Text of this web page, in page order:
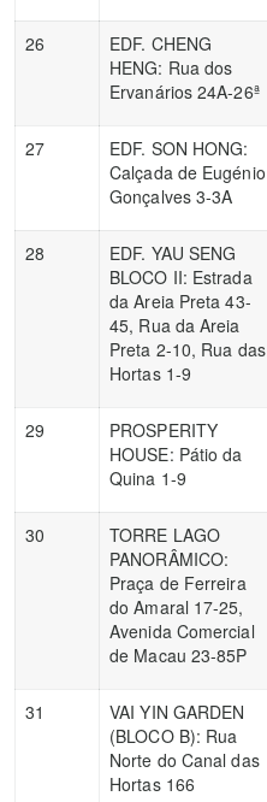
26
EDF. CHENG
HENG: Rua dos
Ervanários 24A-26ª
27
EDF. SON HONG:
Calçada de Eugénio
Gonçalves 3-3A
28
EDF. YAU SENG
BLOCO II: Estrada
da Areia Preta 43-
45, Rua da Areia
Preta 2-10, Rua das
Hortas 1-9
29
PROSPERITY
HOUSE: Pátio da
Quina 1-9
30
TORRE LAGO
PANORÂMICO:
Praça de Ferreira
do Amaral 17-25,
Avenida Comercial
de Macau 23-85P
31
VAI YIN GARDEN
(BLOCO B): Rua
Norte do Canal das
Hortas 166